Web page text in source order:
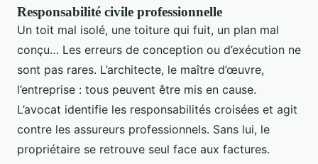
Responsabilité civile professionnelle
Un toit mal isolé, une toiture qui fuit, un plan mal
conçu… Les erreurs de conception ou d’exécution ne
sont pas rares. L’architecte, le maître d’œuvre,
l’entreprise : tous peuvent être mis en cause.
L’avocat identifie les responsabilités croisées et agit
contre les assureurs professionnels. Sans lui, le
propriétaire se retrouve seul face aux factures.